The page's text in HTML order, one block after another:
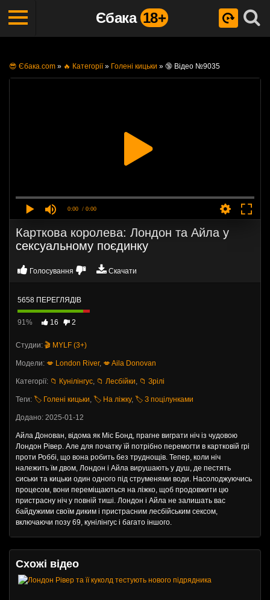
Єбака 18+
😎 Єбака.com » 🔥 Категорії» Голені кицьки » 🔞 Відео №9035
0:00 / 0:00
Карткова королева: Лондон та Айла у
сексуальному поєдинку
Голосування Скачати
5658 ПЕРЕГЛЯДІВ
91% 16 2
Студии: 🎬 MYLF (3+)
Модели: 💋 London River, 💋 Aila Donovan
Категорії: 📁 Кунілінгус, 📁 Лесбійки, 📁 Зрілі
Теги: 🏷️ Голені кицьки, 🏷️ На ліжку, 🏷️ З поцілунками
Додано: 2025-01-12
Айла Донован, відома як Міс Бонд, прагне виграти ніч із чудовою
Лондон Рівер. Але для початку їй потрібно перемогти в картковій грі
проти Роббі, що вона робить без труднощів. Тепер, коли ніч
належить їм двом, Лондон і Айла вирушають у душ, де пестять
сиськи та кицьки один одного під струменями води. Насолоджуючись
процесом, вони переміщаються на ліжко, щоб продовжити цю
пристрасну ніч у повній тиші. Лондон і Айла не залишать вас
байдужими своїм диким і пристрасним лесбійським сексом,
включаючи позу 69, кунілінгус і багато іншого.
Схожі відео